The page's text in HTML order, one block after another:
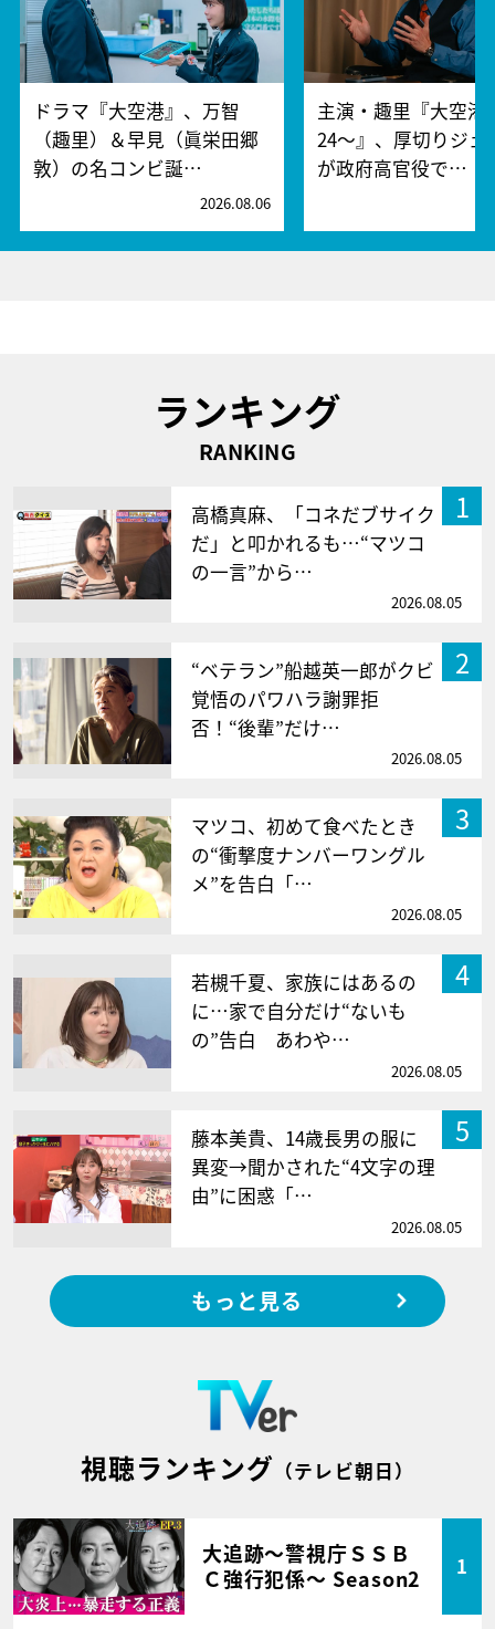
ドラマ『大空港』、万智
（趣里）＆早見（眞栄田郷
敦）の名コンビ誕…
2026.08.06
主演・趣里『大空港
24～』、厚切りジェ
が政府高官役で…
ランキング
RANKING
1
高橋真麻、「コネだブサイク
だ」と叩かれるも…“マツコ
の一言”から…
2026.08.05
2
“ベテラン”船越英一郎がクビ
覚悟のパワハラ謝罪拒
否！“後輩”だけ…
2026.08.05
3
マツコ、初めて食べたとき
の“衝撃度ナンバーワングル
メ”を告白「…
2026.08.05
4
若槻千夏、家族にはあるの
に…家で自分だけ“ないも
の”告白 あわや…
2026.08.05
5
藤本美貴、14歳長男の服に
異変→聞かされた“4文字の理
由”に困惑「…
2026.08.05
もっと見る
視聴ランキング （テレビ朝日）
大追跡～警視庁ＳＳＢ
Ｃ強行犯係～ Season2
1